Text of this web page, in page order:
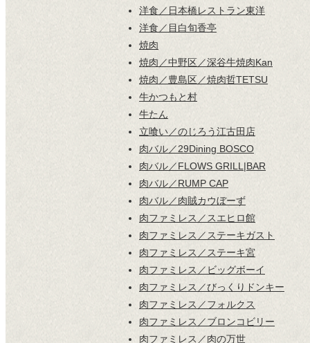
洋食／日本橋レストラン東洋
洋食／目白旬香亭
焼肉
焼肉／中野区／深谷牛焼肉Kan
焼肉／豊島区／焼肉哲TETSU
牛かつもと村
牛たん
立喰い／のじろう江古田店
肉バル／29Dining BOSCO
肉バル／FLOWS GRILL|BAR
肉バル／RUMP CAP
肉バル／肉賊カウぼーず
肉ファミレス／スエヒロ館
肉ファミレス／ステーキガスト
肉ファミレス／ステーキ宮
肉ファミレス／ビッグボーイ
肉ファミレス／びっくりドンキー
肉ファミレス／フォルクス
肉ファミレス／ブロンコビリー
肉ファミレス／肉の万世